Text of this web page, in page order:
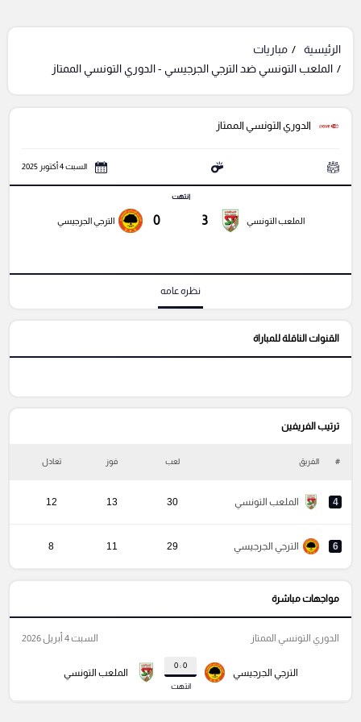
الرئيسية
مباريات
الملعب التونسي ضد الترجي الجرجيسي - الدوري التونسي الممتاز
الدوري التونسي الممتاز
السبت 4 أكتوبر 2025
الملعب التونسي 3
انتهت
0 الترجي الجرجيسي
نظره عامه
القنوات الناقلة للمباراة
ترتيب الفريفين
# الفريق لعب فوز تعادل
4 الملعب التونسي 30
13
12
6 الترجي الجرجيسي 29
11
8
مواجهات مباشرة
الترجي الجرجيسي
0 : 0
انتهت
الملعب التونسي
الدوري التونسي الممتاز السبت 4 أبريل 2026